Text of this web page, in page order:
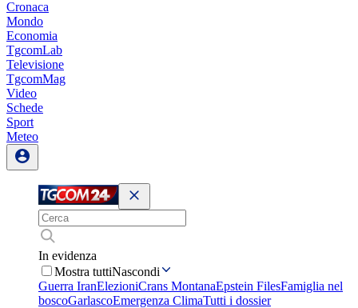
Cronaca
Mondo
Economia
TgcomLab
Televisione
TgcomMag
Video
Schede
Sport
Meteo
In evidenza
Mostra tuttiNascondi
Guerra IranElezioniCrans MontanaEpstein FilesFamiglia nel
boscoGarlascoEmergenza ClimaTutti i dossier